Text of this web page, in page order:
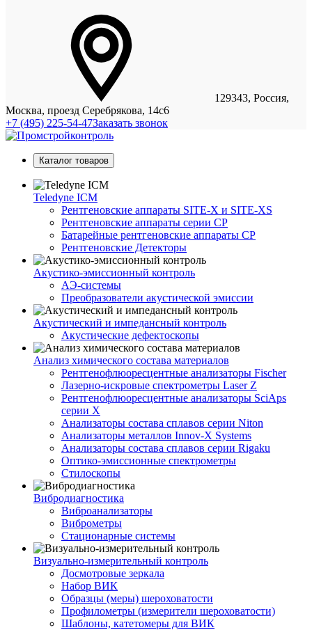
129343, Россия,
Москва, проезд Серебрякова, 14с6
+7 (495) 225-54-47Заказать звонок
Каталог товаров
Teledyne ICM
Рентгеновские аппараты SITE-X и SITE-XS
Рентгеновские аппараты серии CP
Батарейные рентгеновские аппараты CP
Рентгеновские Детекторы
Акустико-эмисcионный контроль
АЭ-системы
Преобразователи акустической эмиссии
Акустический и импедансный контроль
Акустические дефектоскопы
Анализ химического состава материалов
Рентгенофлюоресцентные анализаторы Fischer
Лазерно-искровые спектрометры Laser Z
Рентгенофлюоресцентные анализаторы SciAps
серии Х
Анализаторы состава сплавов серии Niton
Анализаторы металлов Innov-X Systems
Анализаторы состава сплавов серии Rigaku
Оптико-эмиссионные спектрометры
Стилоскопы
Вибродиагностика
Виброанализаторы
Виброметры
Стационарные системы
Визуально-измерительный контроль
Досмотровые зеркала
Набор ВИК
Образцы (меры) шероховатости
Профилометры (измерители шероховатости)
Шаблоны, катетомеры для ВИК